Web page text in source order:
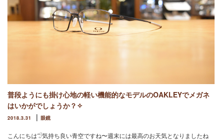
普段ようにも掛け心地の軽い機能的なモデルのOAKLEYでメガネ
はいかがでしょうか？✧
2018.3.31 眼鏡
こんにちは𓅿気持ち良い青空ですね〜週末には最高のお天気となりましたね